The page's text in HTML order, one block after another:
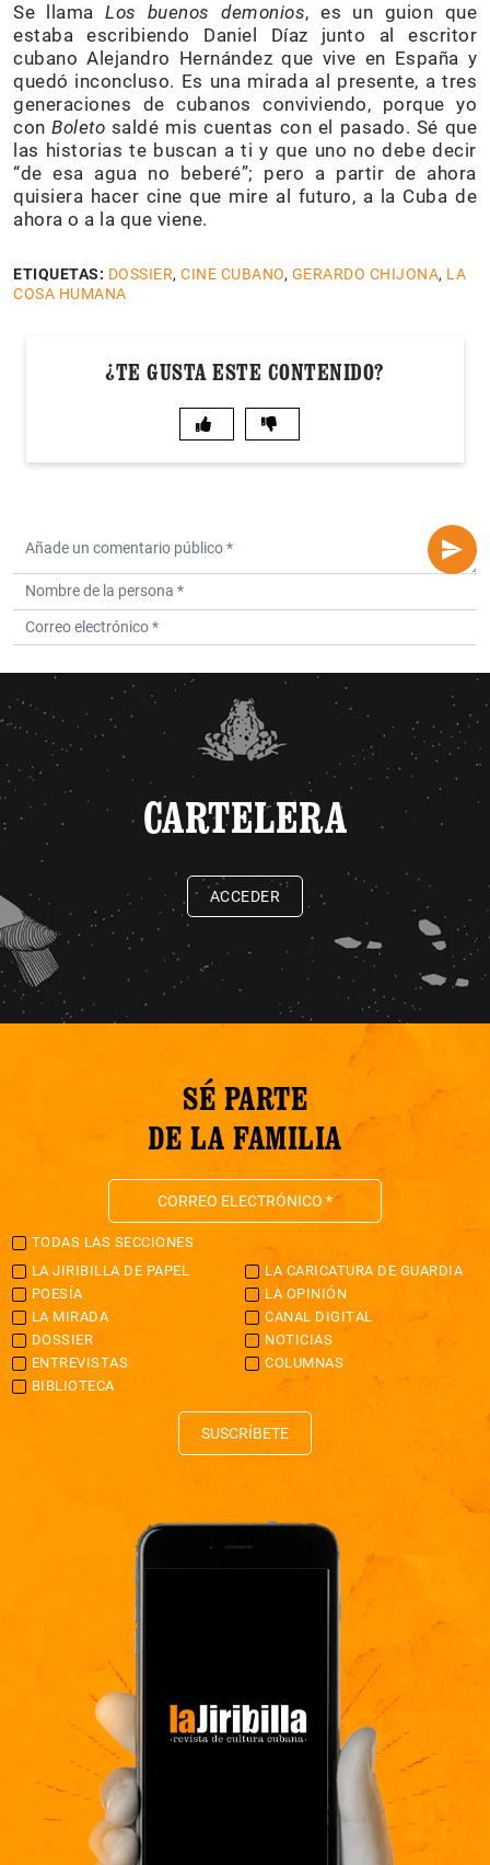
Se llamaLos buenos demonios, es un guion que
estaba escribiendo Daniel Díaz junto al escritor
cubano Alejandro Hernández que vive en España y
quedó inconcluso. Es una mirada al presente, a tres
generaciones de cubanos conviviendo, porque yo
conBoleto saldé mis cuentas con el pasado. Sé que
las historias te buscan a ti y que uno no debe decir
“de esa agua no beberé”; pero a partir de ahora
quisiera hacer cine que mire al futuro, a la Cuba de
ahora o a la que viene.
ETIQUETAS: DOSSIER, CINE CUBANO, GERARDO CHIJONA, LA
COSA HUMANA
¿TE GUSTA ESTE CONTENIDO?
CARTELERA
ACCEDER
SÉ PARTE
DE LA FAMILIA
TODAS LAS SECCIONES
LA JIRIBILLA DE PAPEL
LA CARICATURA DE GUARDIA
POESÍA
LA OPINIÓN
LA MIRADA
CANAL DIGITAL
DOSSIER
NOTICIAS
ENTREVISTAS
COLUMNAS
BIBLIOTECA
SUSCRÍBETE